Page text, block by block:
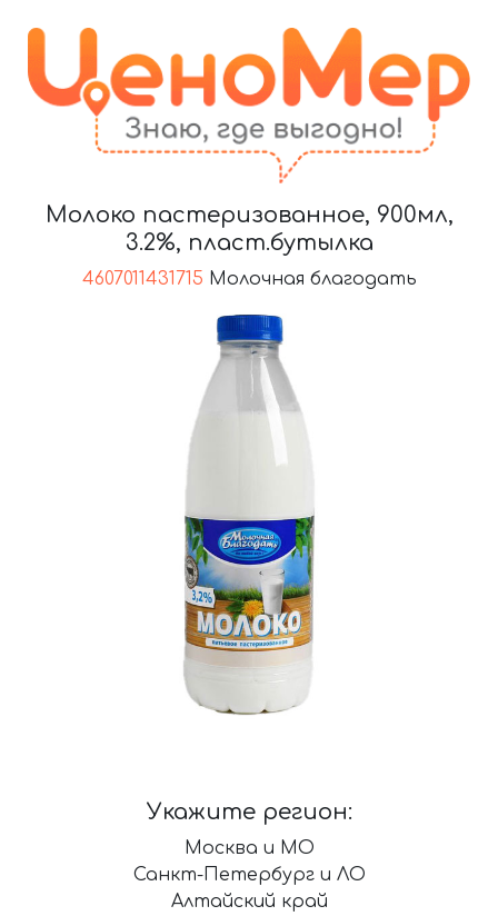
Молоко пастеризованное, 900мл,
3.2%, пласт.бутылка
4607011431715 Молочная благодать
Укажите регион:
Москва и МО
Санкт-Петербург и ЛО
Алтайский край